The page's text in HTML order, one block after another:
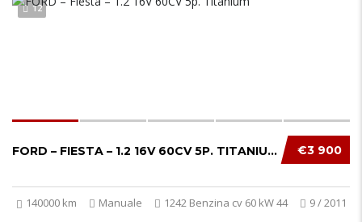
12
€3 900
FORD – FIESTA – 1.2 16V 60CV 5P. TITANIUM...
140000 km Manuale 1242 Benzina cv 60 kW 44 9 / 2011